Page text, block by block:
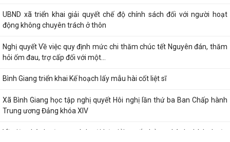
UBND xã triển khai giải quyết chế độ chính sách đối với người hoạt
động không chuyên trách ở thôn
Nghị quyết Về việc quy định mức chi thăm chúc tết Nguyên đán, thăm
hỏi ốm đau, trợ cấp đối với một...
Bình Giang triển khai Kế hoạch lấy mẫu hài cốt liệt sĩ
Xã Bình Giang học tập nghị quyết Hôi nghị lần thứ ba Ban Chấp hành
Trung ương Đảng khóa XIV
Về việc phê duyệt quy trình nội bộ giải quyết thủ tục hành chính thuộc